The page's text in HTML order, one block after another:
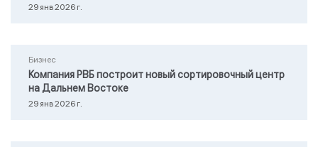
29 янв 2026 г.
Бизнес
Компания РВБ построит новый сортировочный центр
на Дальнем Востоке
29 янв 2026 г.